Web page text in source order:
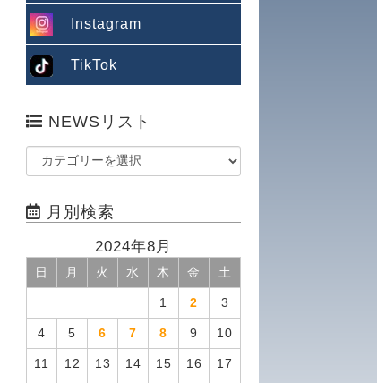
Instagram
TikTok
NEWSリスト
月別検索
2024年8月
日 月 火 水 木 金 土
1 2 3
4 5 6 7 8 9 10
11 12 13 14 15 16 17